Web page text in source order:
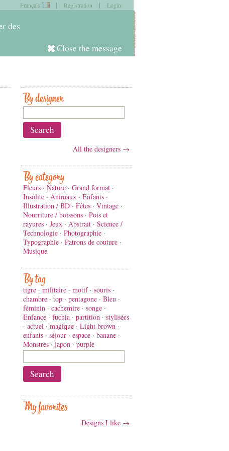
des
Close the message
Français | Registration | Login
item in
Log in
By designer
All the designers →
By category
Fleurs · Nature · Grand format ·
Insolite · Animaux · Enfants ·
Illustration / BD · Fêtes · Vintage ·
Nourriture / boissons · Pois et
rayures · Jeux · Abstrait · Science /
Technologie · Photographie ·
Typographie · Patrons de couture ·
Musique
By tag
tigre · militaire · motif· souris ·
chambre · top · pentagone · Bleu ·
féminin · cachemire · songe ·
Enfance · fuchia · partition · stylisées
· actuel · magique · Light brown ·
enfants · séjour · espace · banane ·
Monstres · japon · purple
My favorites
Designs I like →